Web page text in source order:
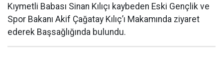
Kıymetli Babası Sinan Kılıçı kaybeden Eski Gençlik ve
Spor Bakanı Akif Çağatay Kılıç’ı Makamında ziyaret
ederek Başsağlığında bulundu.